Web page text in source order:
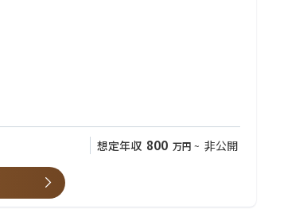
想定年収 800 万円 ~ 非公開